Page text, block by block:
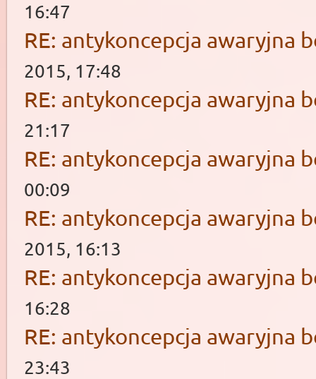
16:47
RE: antykoncepcja awaryjna
2015, 17:48
RE: antykoncepcja awaryjna
21:17
RE: antykoncepcja awaryjna
00:09
RE: antykoncepcja awaryjna
2015, 16:13
RE: antykoncepcja awaryjna
16:28
RE: antykoncepcja awaryjna
23:43